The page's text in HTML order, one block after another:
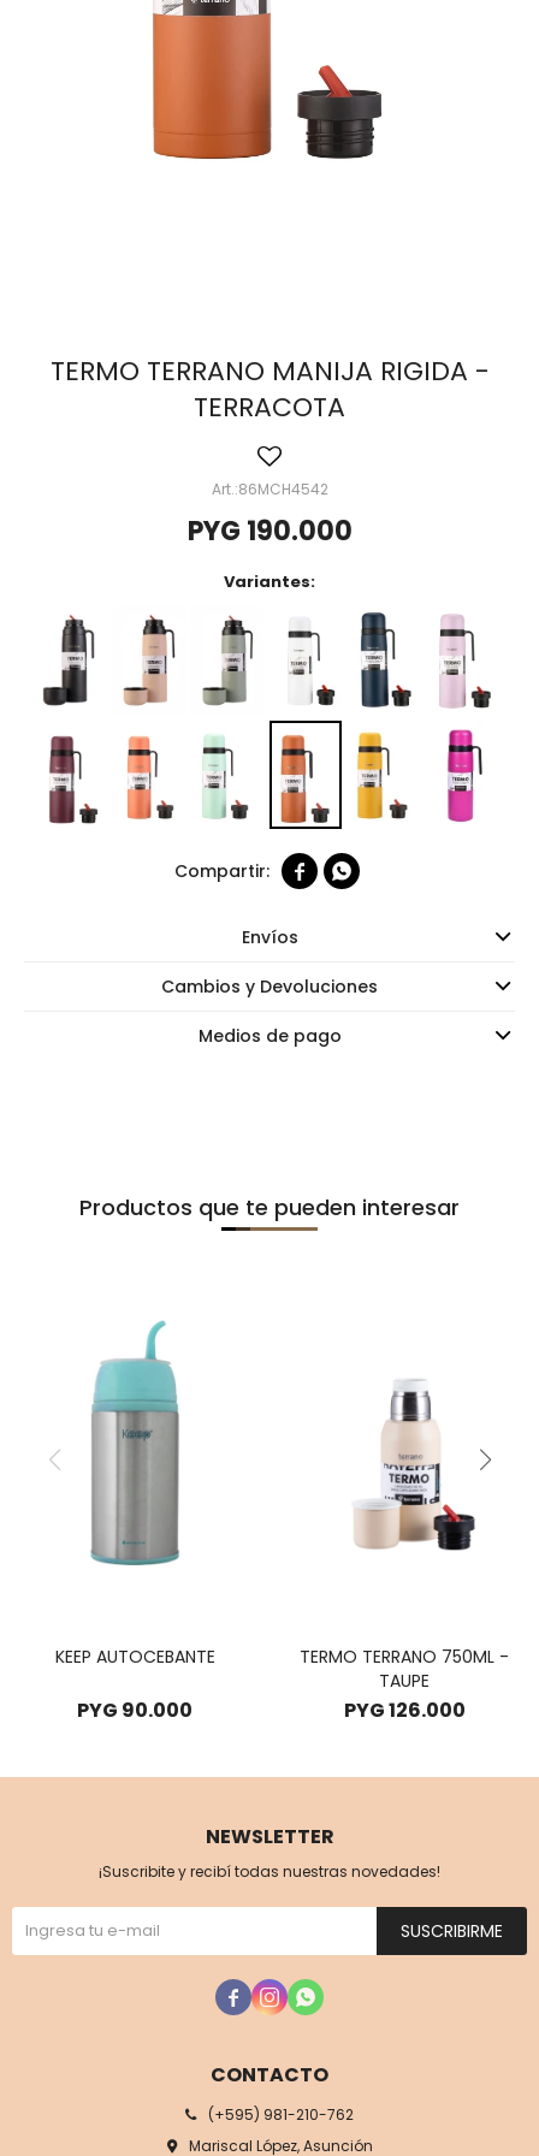
TERMO TERRANO MANIJA RIGIDA -
TERRACOTA
86MCH4542
PYG 190.000
Variantes:
 
Envíos
Cambios y Devoluciones
Medios de pago
Productos que te pueden interesar
KEEP AUTOCEBANTE
PYG 90.000
TERMO TERRANO 750ML -
TAUPE
PYG126.000
CONTACTO
(+595) 981-210-762
Mariscal López, Asunción
NEWSLETTER
¡Suscribite y recibí todas nuestras novedades!
SUSCRIBIRME
  